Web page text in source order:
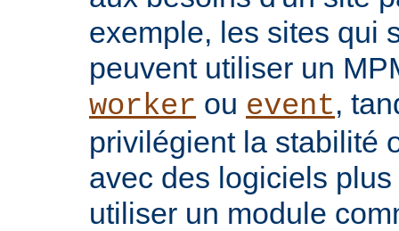
exemple, les sites qui
peuvent utiliser un
worker ou event,
privilégient la stabilité
avec des logiciels
utiliser un module